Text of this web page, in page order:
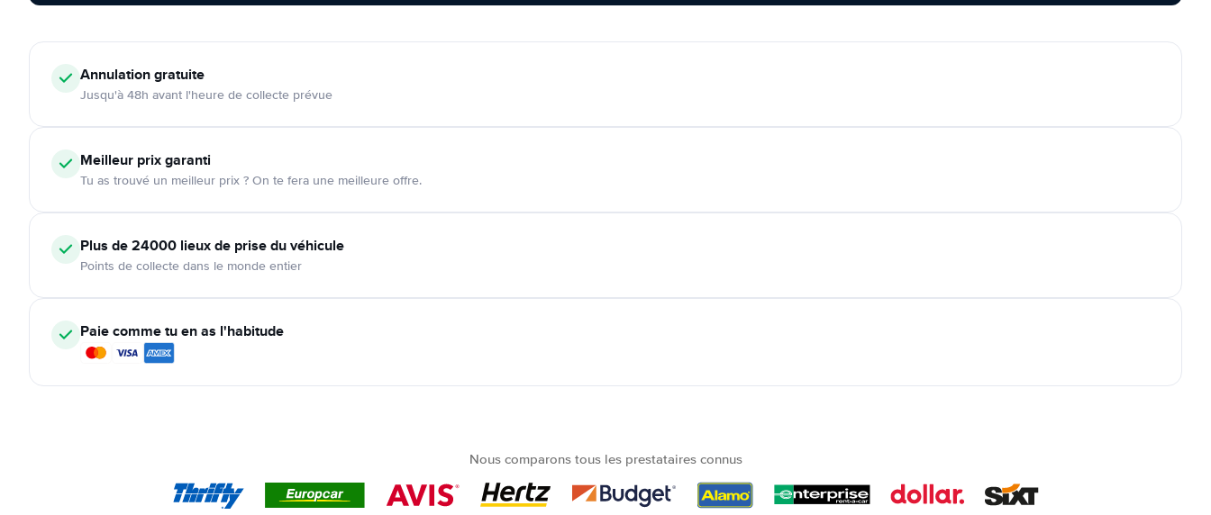
Annulationgratuite
Jusqu'à 48h avant l'heure de collecte prévue
Meilleur prix garanti
Tu as trouvé un meilleur prix ? On te fera une meilleure offre.
Plus de 24000 lieux de prise du véhicule
Points de collecte dans le monde entier
Paie comme tu en as l'habitude
Nous comparons tous les prestataires connus